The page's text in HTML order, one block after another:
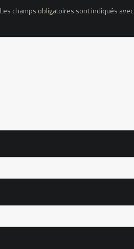
Les champs obligatoires sont indiqués avec